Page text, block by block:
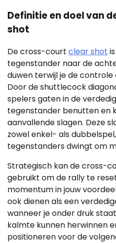
Definitie en doel van
shot
De cross-court clear shot
tegenstander naar de
duwen terwijl je de
Door de shuttlecock
spelers gaten in de
tegenstander benutten en
aanvallende slagen. Deze
zowel enkel- als
tegenstanders dwingt om
Strategisch kan de cross-
gebruikt om de rally te
momentum in jouw
ook dienen als een
wanneer je onder druk
kalmte kunnen herwinnen
positioneren voor de